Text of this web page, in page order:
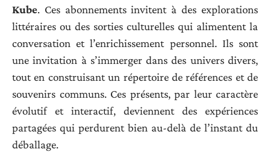
Kube. Ces abonnements invitent à des explorations
littéraires ou des sorties culturelles qui alimentent la
conversation et l’enrichissement personnel. Ils sont
une invitation à s’immerger dans des univers divers,
tout en construisant un répertoire de références et de
souvenirs communs. Ces présents, par leur caractère
évolutif et interactif, deviennent des expériences
partagées qui perdurent bien au-delà de l’instant du
déballage.